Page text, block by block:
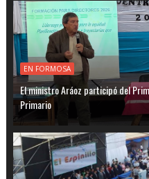
EN FORMOSA
El ministro Aráoz participó del
Primario